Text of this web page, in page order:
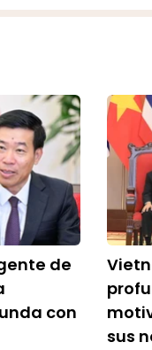
de
con
sus